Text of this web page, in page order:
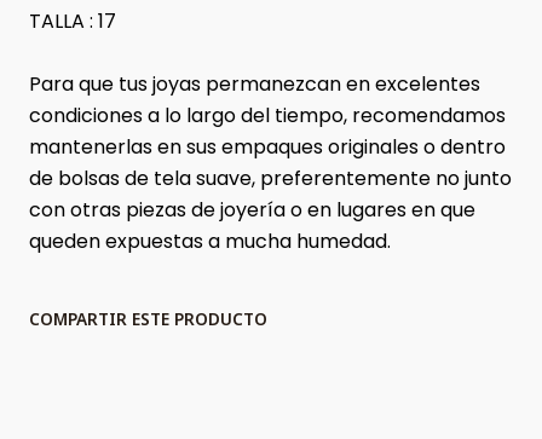
TALLA : 17
Para que tus joyas permanezcan en excelentes
condiciones a lo largo del tiempo, recomendamos
mantenerlas en sus empaques originales o dentro
de bolsas de tela suave, preferentemente no junto
con otras piezas de joyería o en lugares en que
queden expuestas a mucha humedad.
COMPARTIR ESTE PRODUCTO